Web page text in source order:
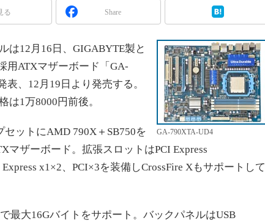
る Share
GA-790XTA-UD4
12月16日、GIGABYTE製と
用ATXマザーボード「GA-
、12月19日より発売する。
は1万8000円前後。
ットにAMD 790X＋SB750を
マザーボード。拡張スロットはPCI Express
x1×2、PCI×3を装備しCrossFire Xもサポートして
最大16Gバイトをサポート。バックパネルはUSB